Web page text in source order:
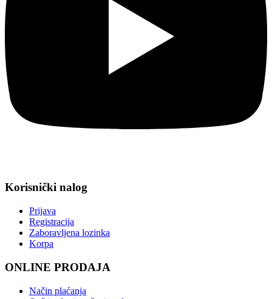
Korisnički nalog
Prijava
Registracija
Zaboravljena lozinka
Korpa
ONLINE PRODAJA
Način plaćanja